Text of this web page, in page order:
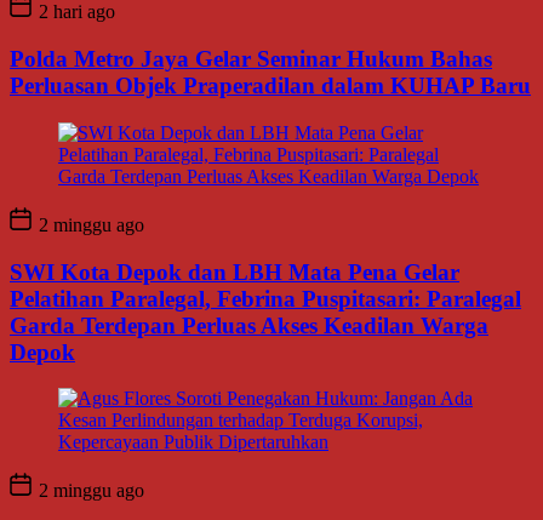
2 hari ago
Polda Metro Jaya Gelar Seminar Hukum Bahas
Perluasan Objek Praperadilan dalam KUHAP Baru
2 minggu ago
SWI Kota Depok dan LBH Mata Pena Gelar
Pelatihan Paralegal, Febrina Puspitasari: Paralegal
Garda Terdepan Perluas Akses Keadilan Warga
Depok
2 minggu ago